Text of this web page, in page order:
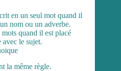
en un seul mot quand il
nom ou un adverbe.
quand il est placé
avec le sujet.
la même règle.